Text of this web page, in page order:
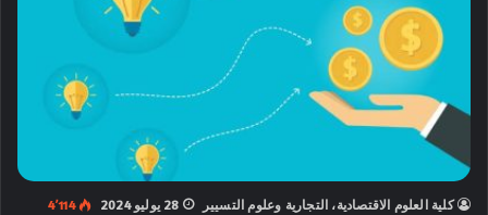
كلية العلوم الاقتصادية، التجارية وعلوم التسيير 28 يوليو 2024 4٬114